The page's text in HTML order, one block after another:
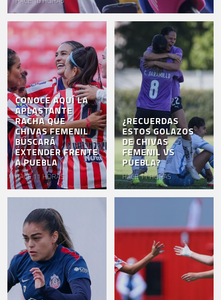
VENTA
DE
BOLETOS
CHIVABONOS
EVENTOS
DEPORTIVOS
REBAÑO
CHIVAS
TIENDA
CHIVAS
CHIVASTV
ESTADIO
AKRON
TOUR
ESTADIO
AKRON
CONOCE AQUÍ LA
APLASTANTE
RACHA QUE
CHIVAS FEMENIL
BUSCARÁ
EXTENDER FRENTE
A PUEBLA
HACE 11 HORAS
¿RECUERDAS
ESTOS GOLAZOS
DE CHIVAS
FEMENIL VS
PUEBLA?
HACE 11 HORAS